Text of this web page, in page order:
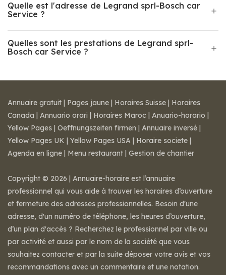
Quelle est l'adresse de Legrand sprl-Bosch car
Service ?
Quelles sont les prestations de Legrand sprl-
Bosch car Service ?
Annuaire gratuit | Pages jaune | Horaires Suisse | Horaires
Canada | Annuario orari | Horaires Maroc | Anuario-horario |
Yellow Pages | Oeffnungszeiten firmen | Annuaire inversé |
Yellow Pages UK | Yellow Pages USA | Horaire societe |
Agenda en ligne | Menu restaurant | Gestion de chantier
Copyright © 2026 | Annuaire-horaire est l’annuaire
professionnel qui vous aide à trouver les horaires d’ouverture
et fermeture des adresses professionnelles. Besoin d'une
adresse, d'un numéro de téléphone, les heures d’ouverture,
d’un plan d'accès ? Recherchez le professionnel par ville ou
par activité et aussi par le nom de la société que vous
souhaitez contacter et par la suite déposer votre avis et vos
recommandations avec un commentaire et une notation.